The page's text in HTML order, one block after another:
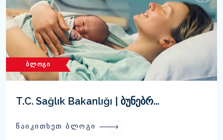
ᲑᲚᲝᲒᲘ
T.C. Sağlık Bakanlığı | ბუნებრ...
ᲬᲐᲘᲙᲘᲗᲮᲔᲗ ᲑᲚᲝᲒᲘ